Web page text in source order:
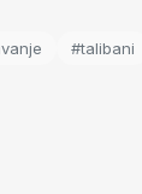
#talibani